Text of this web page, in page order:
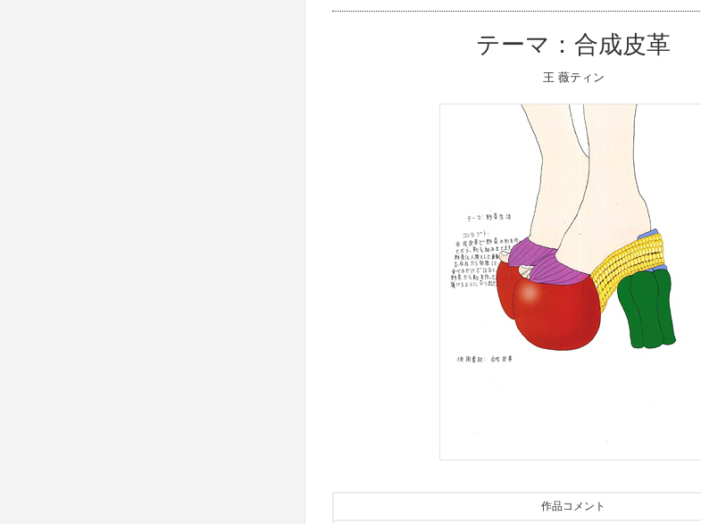
テーマ：合成皮革
王 薇ティン
作品コメント